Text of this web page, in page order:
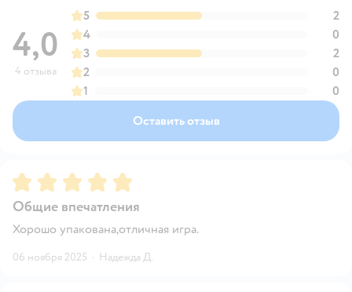
4,0
4 отзыва
5
2
4
0
3
2
2
0
1
0
Оставить отзыв
Рейтинг:5
Общие впечатления
Хорошо упакована,отличная игра.
06 ноября 2025 · Надежда Д.